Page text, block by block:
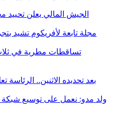
الجيش المالي يعلن
مجلة تابعة لأفريكوم تشيد
تساقطات مطرية في
بعد تحديده الاثنين.. الرئاسة
ولد مدو: نعمل على توسيع شبكة